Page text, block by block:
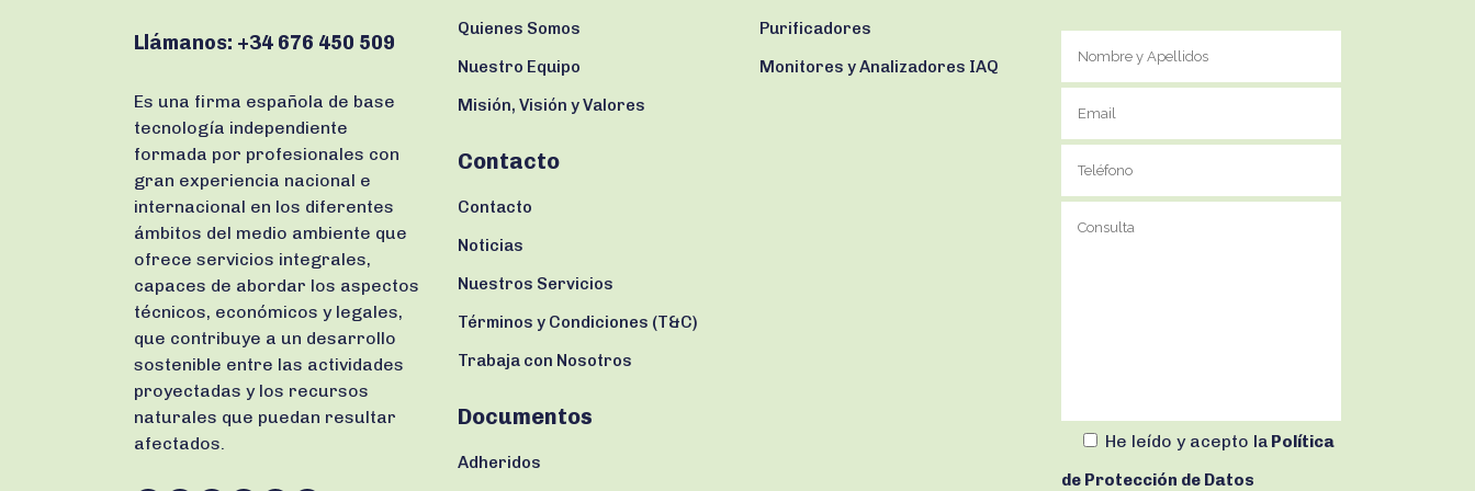
Llámanos: +34 676 450 509
Es una firma española de base
tecnología independiente
formada por profesionales con
gran experiencia nacional e
internacional en los diferentes
ámbitos del medio ambiente que
ofrece servicios integrales,
capaces de abordar los aspectos
técnicos, económicos y legales,
que contribuye a un desarrollo
sostenible entre las actividades
proyectadas y los recursos
naturales que puedan resultar
afectados.
Quienes Somos
Nuestro Equipo
Misión, Visión y Valores
Contacto
Contacto
Noticias
Nuestros Servicios
Términos y Condiciones (T&C)
Trabaja con Nosotros
Documentos
Adheridos
Purificadores
Monitores y Analizadores IAQ
He leído y acepto la Política
de Protección de Datos